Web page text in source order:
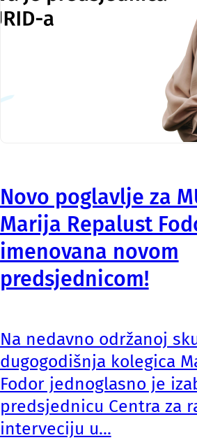
Novo poglavlje za
Marija Repalust
imenovana novom
predsjednicom!
Na nedavno održanoj
dugogodišnja kolegica
Fodor jednoglasno je
predsjednicu Centra za
interveciju u...